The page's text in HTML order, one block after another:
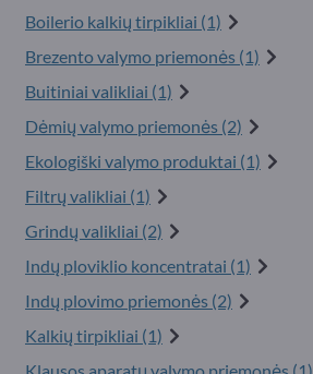
Boilerio kalkių tirpikliai (1)
Brezento valymo priemonės (1)
Buitiniai valikliai (1)
Dėmių valymo priemonės (2)
Ekologiški valymo produktai (1)
Filtrų valikliai (1)
Grindų valikliai (2)
Indų ploviklio koncentratai (1)
Indų plovimo priemonės (2)
Kalkių tirpikliai (1)